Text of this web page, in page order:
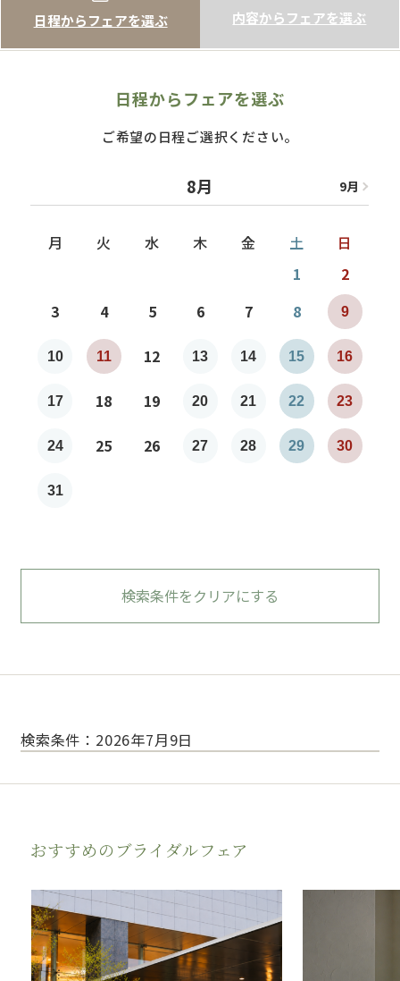
日程からフェアを選ぶ 内容からフェアを選ぶ
日程からフェアを選ぶ
ご希望の日程ご選択ください。
8月
月 火 水 木 金 土
日
1
2
3
4 5 6 7 8 9
10 11 12 13 14 15 16
17 18 19 20 21 22 23
24 25 26 27 28 29 30
31
9月
検索条件をクリアにする
検索条件：2026年7月9日
おすすめのブライダルフェア